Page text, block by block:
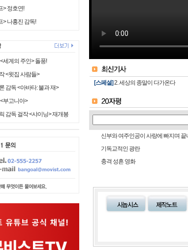
> 정호연!
> 나홍진 감독!
세계의 주인> 돌풍!
<윗집 사람들>
감독 <아바타: 불과 재>
부고니아>
감독 걸작 <샤이닝> 재개봉!
[스페셜] 2. 세상의 종말이 다가온다
신부와 여주인공이 사랑에 빠지며 끝
기독교적인 광란
충격 성흔 영화